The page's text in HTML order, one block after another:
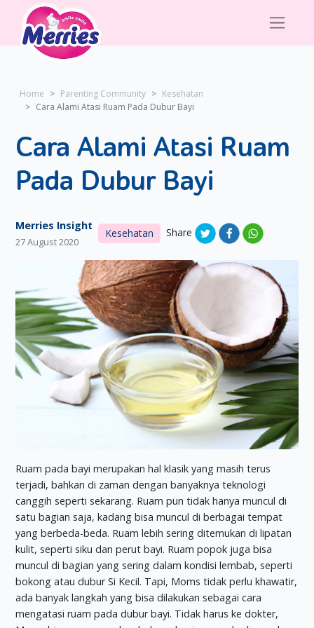
Home Parenting Community
Kesehatan
Cara Alami Atasi Ruam Pada Dubur Bayi
Cara Alami Atasi Ruam
Pada Dubur Bayi
Merries Insight
27 August 2020
Kesehatan Share
Ruam pada bayi merupakan hal klasik yang masih terus
terjadi, bahkan di zaman dengan banyaknya teknologi
canggih seperti sekarang. Ruam pun tidak hanya muncul di
satu bagian saja, kadang bisa muncul di berbagai tempat
yang berbeda-beda. Ruam lebih sering ditemukan di lipatan
kulit, seperti siku dan perut bayi. Ruam popok juga bisa
muncul di bagian yang sering dalam kondisi lembab, seperti
bokong atau dubur Si Kecil. Tapi, Moms tidak perlu khawatir,
ada banyak langkah yang bisa dilakukan sebagai cara
mengatasi ruam pada dubur bayi. Tidak harus ke dokter,